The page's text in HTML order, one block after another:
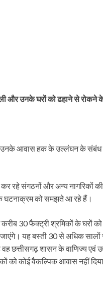
और उनके घरों को ढहाने से रोकने
उनके आवास हक के उल्लंघन के
रहे संगठनों और अन्य नागरिकों
के घटनाक्रम को समझते आ रहे हैं।
30 फैक्ट्री श्रमिकों के घरों
यह बस्ती 30 से अधिक सालों
छत्तीसगढ़ शासन के वाणिज्य एवं
को कोई वैकल्पिक आवास नहीं